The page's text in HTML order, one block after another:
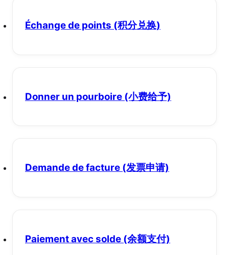
Échange de points (积分兑换)
Donner un pourboire (小费给予)
Demande de facture (发票申请)
Paiement avec solde (余额支付)